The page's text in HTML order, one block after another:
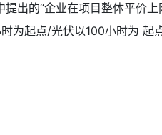
出的“企业在项目整体平价
为起点/光伏以100小时为 起